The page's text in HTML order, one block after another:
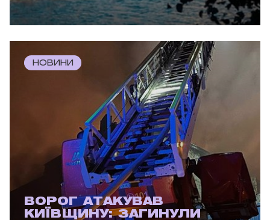
НОВИНИ
ВОРОГ АТАКУВАВ
КИЇВЩИНУ: ЗАГИНУЛИ